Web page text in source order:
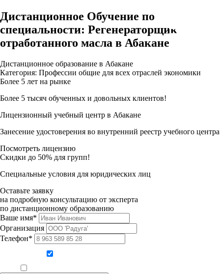
Дистанционное Обучение по
специальности: Регенераторщик
отработанного масла в Абакане
Дистанционное образование в Абакане
Категория: Профессии общие для всех отраслей экономики
Более 5 лет на рынке
Более 5 тысяч обученных и довольных клиентов!
Лицензионный учебный центр в Абакане
Занесение удостоверения во внутренний реестр учебного центра
Посмотреть лицензию
Скидки до 50% для групп!
Специальные условия для юридических лиц
Оставьте заявку
на подробную консультацию от эксперта
по дистанционному образованию
Ваше имя*
Организация
Телефон*